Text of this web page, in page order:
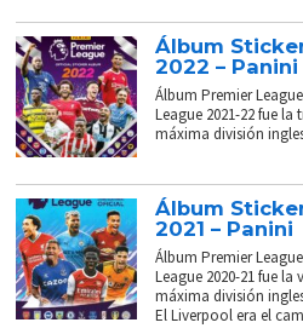
Álbum
2022 – Panini
Álbum Premier
League 2021-22 fue
máxima división
Álbum
2021 – Panini
Álbum Premier
League 2020-21 fue
máxima división
El Liverpool era el